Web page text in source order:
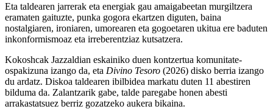
Eta taldearen jarrerak eta energiak gau amaigabeetan murgiltzera
eramaten gaituzte, punka gogora ekartzen diguten, baina
nostalgiaren, ironiaren, umorearen eta gogoetaren ukitua ere baduten
inkonformismoaz eta irreberentziaz kutsatzera.
Kokoshcak Jazzaldian eskainiko duen kontzertua komunitate-
ospakizuna izango da, eta Divino Tesoro (2026) disko berria izango
du ardatz. Diskoa taldearen ibilbidea markatu duten 11 abestiren
bilduma da. Zalantzarik gabe, talde paregabe honen abesti
arrakastatsuez berriz gozatzeko aukera bikaina.